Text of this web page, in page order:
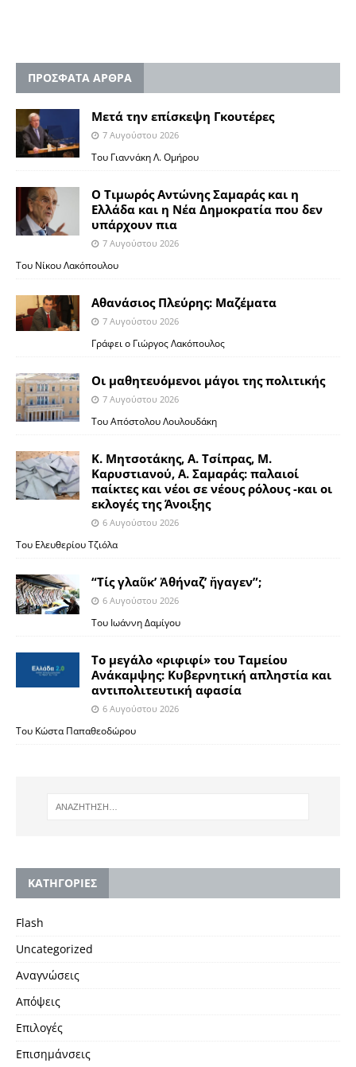
ΠΡΟΣΦΑΤΑ ΑΡΘΡΑ
Μετά την επίσκεψη Γκουτέρες
7 Αυγούστου 2026
Του Γιαννάκη Λ. Ομήρου
Ο Τιμωρός Αντώνης Σαμαράς και η
Ελλάδα και η Νέα Δημοκρατία που δεν
υπάρχουν πια
7 Αυγούστου 2026
Του Νίκου Λακόπουλου
Αθανάσιος Πλεύρης: Μαζέματα
7 Αυγούστου 2026
Γράφει ο Γιώργος Λακόπουλος
Οι μαθητευόμενοι μάγοι της πολιτικής
7 Αυγούστου 2026
Του Απόστολου Λουλουδάκη
Κ. Μητσοτάκης, Α. Τσίπρας, Μ.
Καρυστιανού, Α. Σαμαράς: παλαιοί
παίκτες και νέοι σε νέους ρόλους -και οι
εκλογές της Άνοιξης
6 Αυγούστου 2026
Του Ελευθερίου Τζιόλα
“Τίς γλαῦκ’ Ἀθήναζ’ ἤγαγεν”;
6 Αυγούστου 2026
Του Ιωάννη Δαμίγου
Το μεγάλο «ριφιφί» του Ταμείου
Ανάκαμψης: Κυβερνητική απληστία και
αντιπολιτευτική αφασία
6 Αυγούστου 2026
Του Κώστα Παπαθεοδώρου
KΑΤΗΓΟΡΙΕΣ
Flash
Uncategorized
Αναγνώσεις
Απόψεις
Επιλογές
Επισημάνσεις